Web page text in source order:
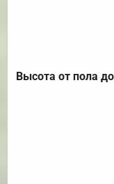
Высота от пола